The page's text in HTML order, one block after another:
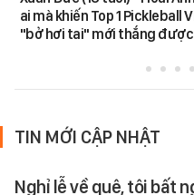
ai mà khiến Top 1 Pickleball
"bở hơi tai" mới thắng
TIN MỚI CẬP NHẬT
Nghỉ lễ về quê, tôi bất